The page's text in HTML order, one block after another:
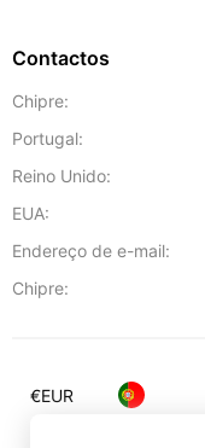
Contactos
Chipre:
Portugal:
Reino Unido:
EUA:
Endereço de e-mail:
Chipre:
€EUR